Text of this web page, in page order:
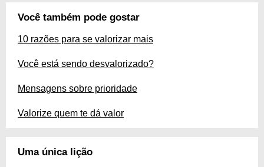
Você também pode gostar
10 razões para se valorizar mais
Você está sendo desvalorizado?
Mensagens sobre prioridade
Valorize quem te dá valor
Uma única lição